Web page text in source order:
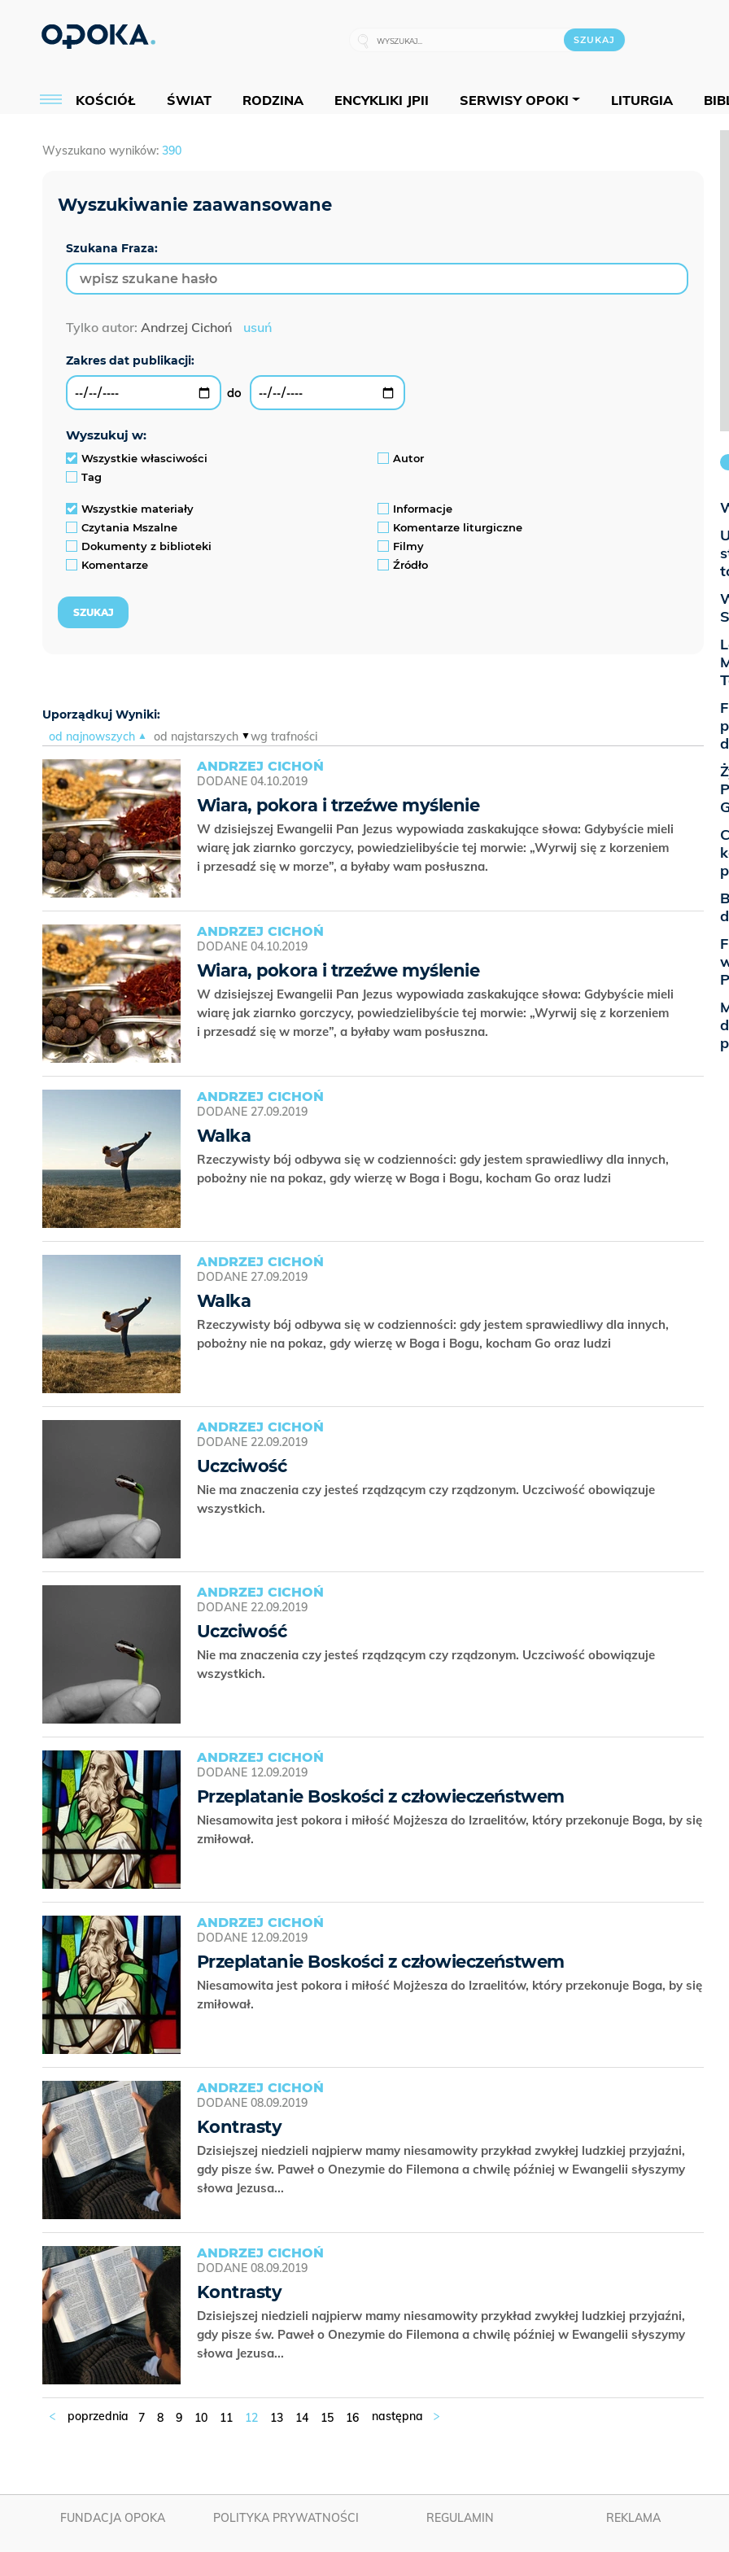
KOŚCIÓŁ ŚWIAT RODZINA ENCYKLIKI JPII SERWISY OPOKI LITURGIA
Wyszukano wyników: 390
Szukana Fraza:
Tylko autor: Andrzej Cichoń usuń
wyszukuj w:
Wszystkie własciwości
Autor
Tag
Wszystkie materiały
Informacje
Czytania Mszalne
Komentarze liturgiczne
Dokumenty z biblioteki
Filmy
Komentarze
Źródło
Uporządkuj Wyniki:
od najnowszych
od najstarszych wg trafności
ANDRZEJ CICHOŃ
DODANE 04.10.2019
Wiara, pokora i trzeźwe myślenie
W dzisiejszej Ewangelii Pan Jezus wypowiada zaskakujące słowa: Gdybyście mieli
wiarę jak ziarnko gorczycy, powiedzielibyście tej morwie: „Wyrwij się z korzeniem
i przesadź się w morze”, a byłaby wam posłuszna.
ANDRZEJ CICHOŃ
DODANE 04.10.2019
Wiara, pokora i trzeźwe myślenie
W dzisiejszej Ewangelii Pan Jezus wypowiada zaskakujące słowa: Gdybyście mieli
wiarę jak ziarnko gorczycy, powiedzielibyście tej morwie: „Wyrwij się z korzeniem
i przesadź się w morze”, a byłaby wam posłuszna.
ANDRZEJ CICHOŃ
DODANE 27.09.2019
Walka
Rzeczywisty bój odbywa się w codzienności: gdy jestem sprawiedliwy dla innych,
pobożny nie na pokaz, gdy wierzę w Boga i Bogu, kocham Go oraz ludzi
ANDRZEJ CICHOŃ
DODANE 27.09.2019
Walka
Rzeczywisty bój odbywa się w codzienności: gdy jestem sprawiedliwy dla innych,
pobożny nie na pokaz, gdy wierzę w Boga i Bogu, kocham Go oraz ludzi
ANDRZEJ CICHOŃ
DODANE 22.09.2019
Uczciwość
Nie ma znaczenia czy jesteś rządzącym czy rządzonym. Uczciwość obowiązuje
wszystkich.
ANDRZEJ CICHOŃ
DODANE 22.09.2019
Uczciwość
Nie ma znaczenia czy jesteś rządzącym czy rządzonym. Uczciwość obowiązuje
wszystkich.
ANDRZEJ CICHOŃ
DODANE 12.09.2019
Przeplatanie Boskości z człowieczeństwem
Niesamowita jest pokora i miłość Mojżesza do Izraelitów, który przekonuje Boga, by się
zmiłował.
ANDRZEJ CICHOŃ
DODANE 12.09.2019
Przeplatanie Boskości z człowieczeństwem
Niesamowita jest pokora i miłość Mojżesza do Izraelitów, który przekonuje Boga, by się
zmiłował.
ANDRZEJ CICHOŃ
DODANE 08.09.2019
Kontrasty
Dzisiejszej niedzieli najpierw mamy niesamowity przykład zwykłej ludzkiej przyjaźni,
gdy pisze św. Paweł o Onezymie do Filemona a chwilę później w Ewangelii słyszymy
słowa Jezusa...
ANDRZEJ CICHOŃ
DODANE 08.09.2019
Kontrasty
Dzisiejszej niedzieli najpierw mamy niesamowity przykład zwykłej ludzkiej przyjaźni,
gdy pisze św. Paweł o Onezymie do Filemona a chwilę później w Ewangelii słyszymy
słowa Jezusa...
7 8 9 10 11 12 13 14 15 16
FUNDACJA OPOKA POLITYKA PRYWATNOŚCI REGULAMIN REKLAMA